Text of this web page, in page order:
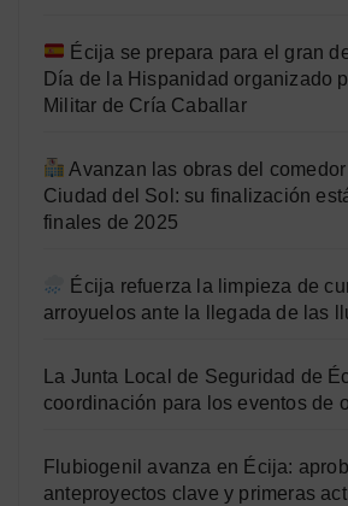
Écija se prepara para el gran
Día de la Hispanidad organizado
Militar de Cría Caballar
Avanzan las obras del
Ciudad del Sol: su finalización
finales de 2025
Écija refuerza la limpieza de
arroyuelos ante la llegada de las
La Junta Local de Seguridad de
coordinación para los eventos de
Flubiogenil avanza en Écija:
anteproyectos clave y primeras